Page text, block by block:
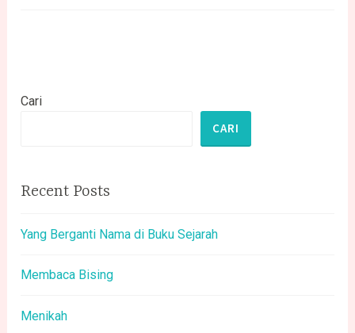
Cari
CARI
Recent Posts
Yang Berganti Nama di Buku Sejarah
Membaca Bising
Menikah